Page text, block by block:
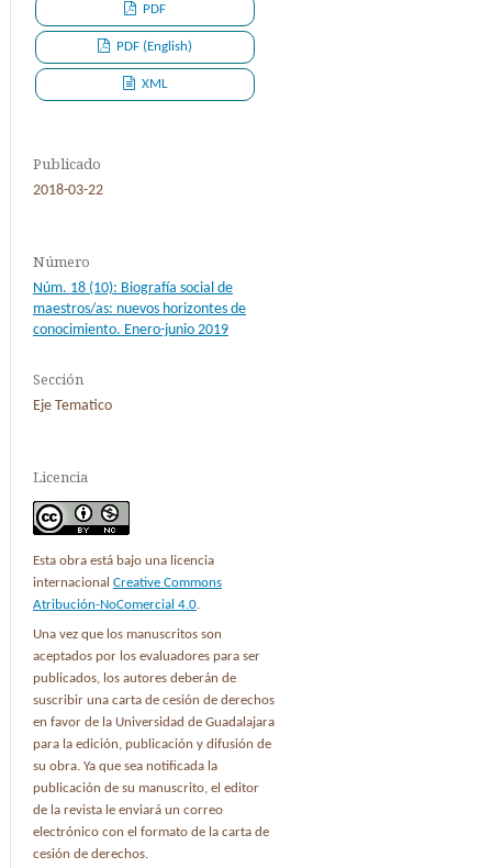
PDF
PDF (English)
XML
Publicado
2018-03-22
Número
Núm. 18 (10): Biografía social de
maestros/as: nuevos horizontes de
conocimiento. Enero-junio 2019
Sección
Eje Tematico
Licencia
Esta obra está bajo una licencia
internacional Creative Commons
Atribución-NoComercial 4.0.
Una vez que los manuscritos son
aceptados por los evaluadores para ser
publicados, los autores deberán de
suscribir una carta de cesión de derechos
en favor de la Universidad de Guadalajara
para la edición, publicación y difusión de
su obra. Ya que sea notificada la
publicación de su manuscrito, el editor
de la revista le enviará un correo
electrónico con el formato de la carta de
cesión de derechos.